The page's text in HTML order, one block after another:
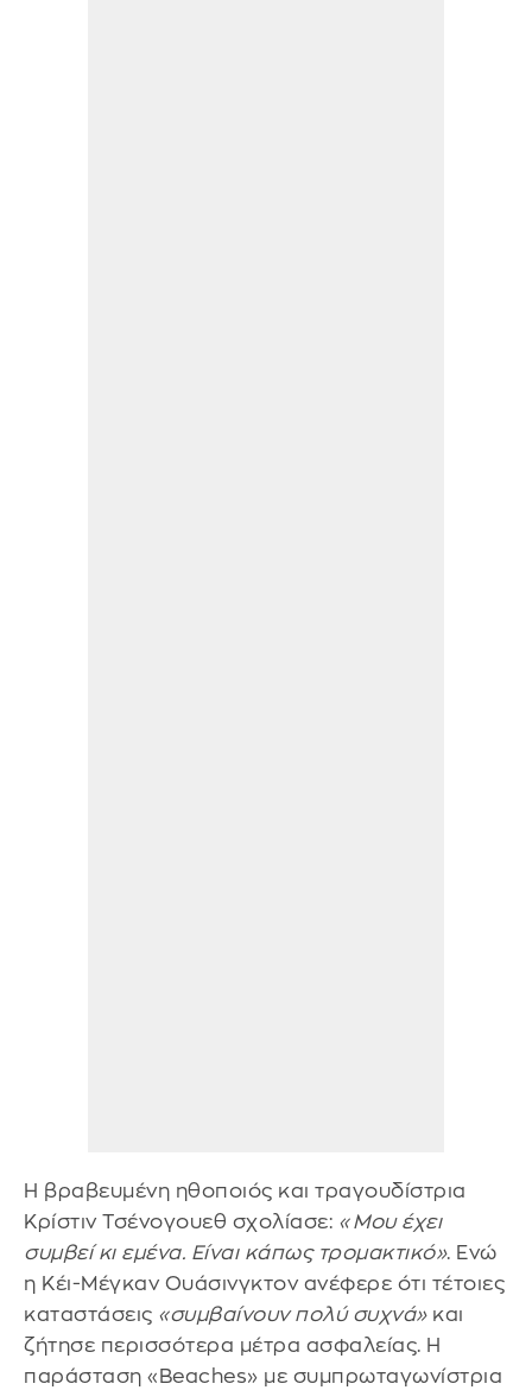
Η βραβευμένη ηθοποιός και τραγουδίστρια
Κρίστιν Τσένογουεθ σχολίασε: «Μου έχει
συμβεί κι εμένα. Είναι κάπως τρομακτικό». Ενώ
η Κέι-Μέγκαν Ουάσινγκτον ανέφερε ότι τέτοιες
καταστάσεις «συμβαίνουν πολύ συχνά» και
ζήτησε περισσότερα μέτρα ασφαλείας. Η
παράσταση «Beaches» με συμπρωταγωνίστρια